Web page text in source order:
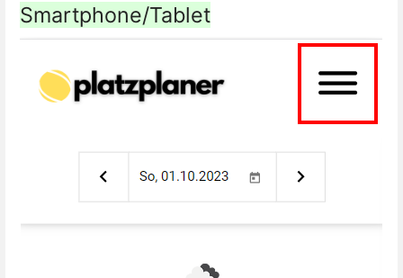
Smartphone/Tablet